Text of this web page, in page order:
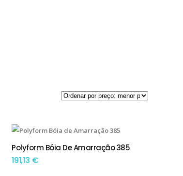
ADICIONAR
Polyform Bóia De Amarração 385
191,13 €